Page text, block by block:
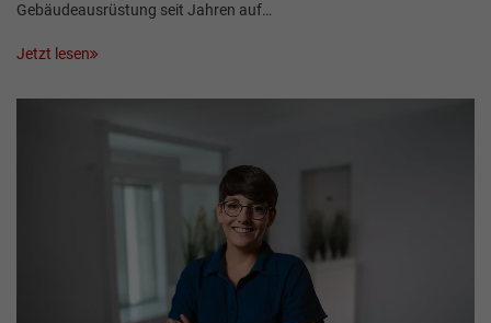
Gebäudeausrüstung seit Jahren auf…
Jetzt lesen